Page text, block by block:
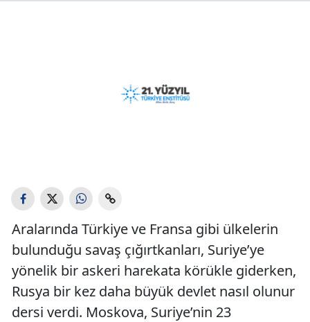
Aralarında Türkiye ve Fransa gibi ülkelerin
bulunduğu savaş çığırtkanları, Suriye’ye
yönelik bir askeri harekata körükle giderken,
Rusya bir kez daha büyük devlet nasıl olunur
dersi verdi. Moskova, Suriye’nin 23